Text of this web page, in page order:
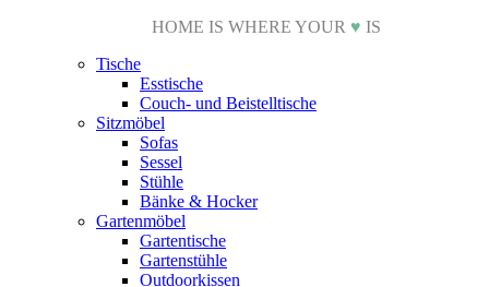
HOME IS WHERE YOUR ♥ IS
Tische
Esstische
Couch- und Beistelltische
Sitzmöbel
Sofas
Sessel
Stühle
Bänke & Hocker
Gartenmöbel
Gartentische
Gartenstühle
Outdoorkissen